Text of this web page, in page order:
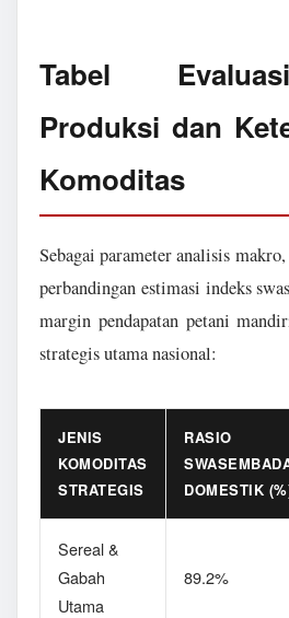
Tabel
Produksi dan
Komoditas
Sebagai parameter analisis
perbandingan estimasi indeks
margin pendapatan petani
strategis utama nasional:
JENIS
KOMODITAS
STRATEGIS
RASIO
DOMESTIK
Sereal &
Gabah
Utama
89.2%